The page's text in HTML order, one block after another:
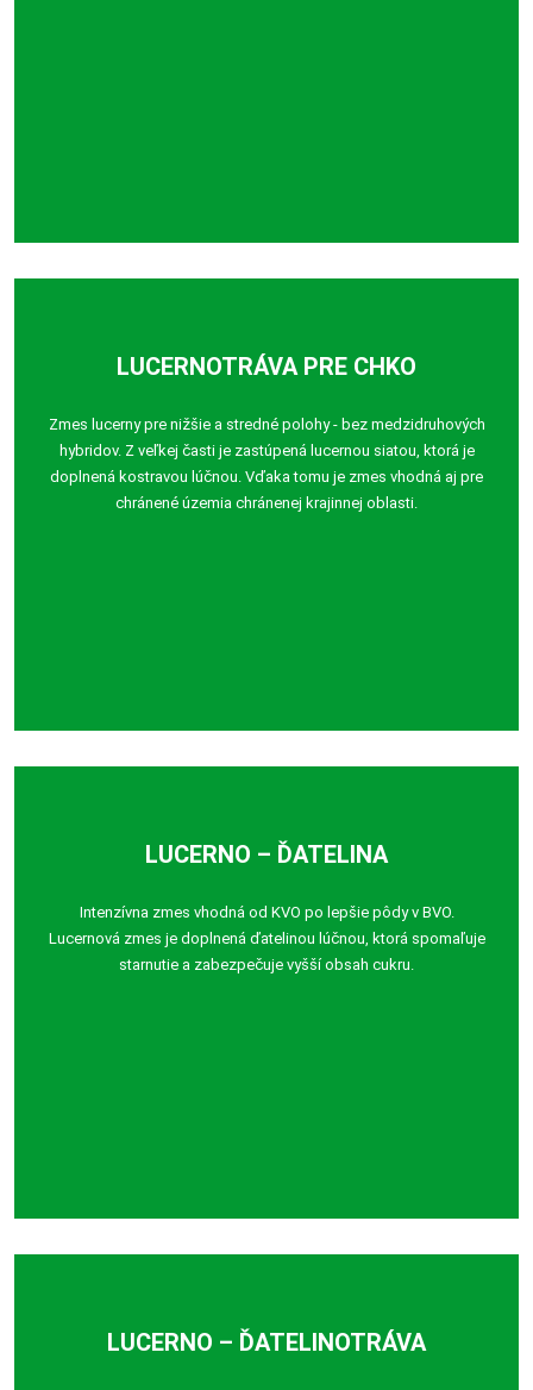
LUCERNOTRÁVA PRE CHKO
Zmes lucerny pre nižšie a stredné polohy - bez medzidruhových
hybridov. Z veľkej časti je zastúpená lucernou siatou, ktorá je
doplnená kostravou lúčnou. Vďaka tomu je zmes vhodná aj pre
chránené územia chránenej krajinnej oblasti.
LUCERNO – ĎATELINA
Intenzívna zmes vhodná od KVO po lepšie pôdy v BVO.
Lucernová zmes je doplnená ďatelinou lúčnou, ktorá spomaľuje
starnutie a zabezpečuje vyšší obsah cukru.
LUCERNO – ĎATELINOTRÁVA